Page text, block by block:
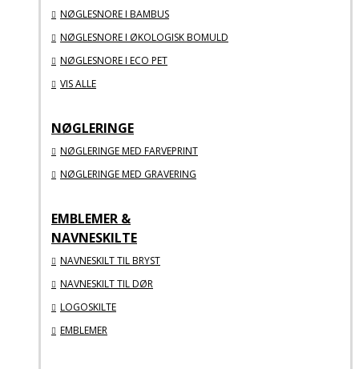
NØGLESNORE I BAMBUS
NØGLESNORE I ØKOLOGISK BOMULD
NØGLESNORE I ECO PET
VIS ALLE
NØGLERINGE
NØGLERINGE MED FARVEPRINT
NØGLERINGE MED GRAVERING
EMBLEMER &
NAVNESKILTE
NAVNESKILT TIL BRYST
NAVNESKILT TIL DØR
LOGOSKILTE
EMBLEMER